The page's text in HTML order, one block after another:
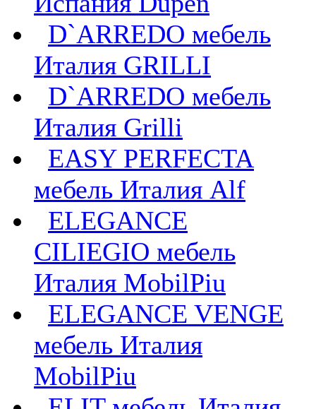
D`ARREDO мебель
Италия GRILLI
D`ARREDO мебель
Италия Grilli
EASY PERFECTA
мебель Италия Alf
ELEGANCE
CILIEGIO мебель
Италия MobilPiu
ELEGANCE VENGE
мебель Италия
MobilPiu